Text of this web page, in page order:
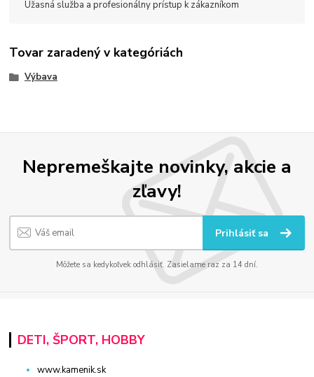
Úžasná služba a profesionálny prístup k zákazníkom
Tovar zaradený v kategóriách
Výbava
Nepremeškajte novinky, akcie a
zľavy!
Prihlásiť sa
Môžete sa kedykoľvek odhlásiť. Zasielame raz za 14 dní.
DETI, ŠPORT, HOBBY
www.kamenik.sk